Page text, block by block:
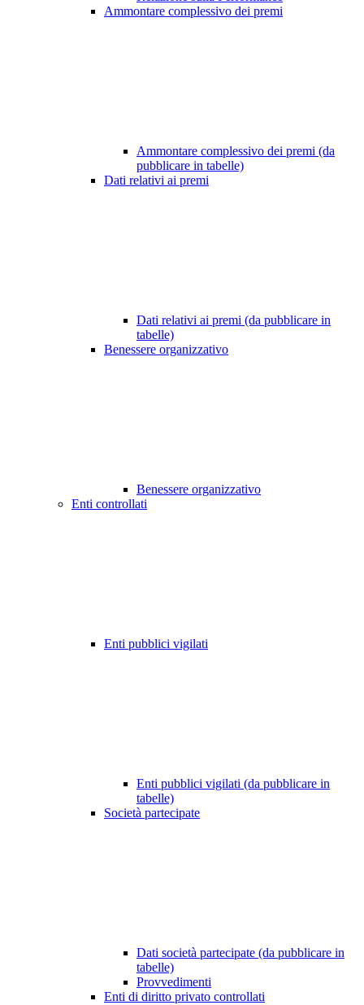
Ammontare complessivo dei premi
Ammontare complessivo dei premi (da
pubblicare in tabelle)
Dati relativi ai premi
Dati relativi ai premi (da pubblicare in
tabelle)
Benessere organizzativo
Benessere organizzativo
Enti controllati
Enti pubblici vigilati
Enti pubblici vigilati (da pubblicare in
tabelle)
Società partecipate
Dati società partecipate (da pubblicare in
tabelle)
Provvedimenti
Enti di diritto privato controllati